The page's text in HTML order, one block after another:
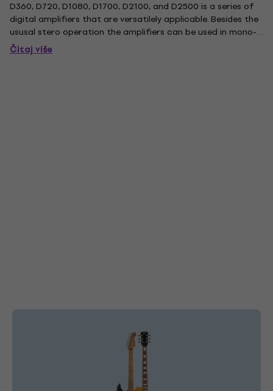
D360, D720, D1080, D1700, D2100, and D2500 is a series of
digital amplifiers that are versatilely applicable. Besides the
ususal stero operation the amplifiers can be used in mono-
bridged mode. The built-in soft-start limiter prevents
overloading when turning on the device and the 1 RU...
Čitaj više